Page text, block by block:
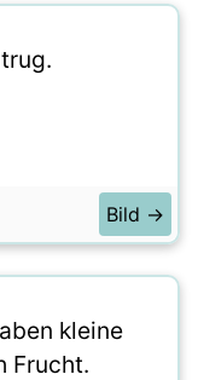
Bild →
kleine
Frucht.